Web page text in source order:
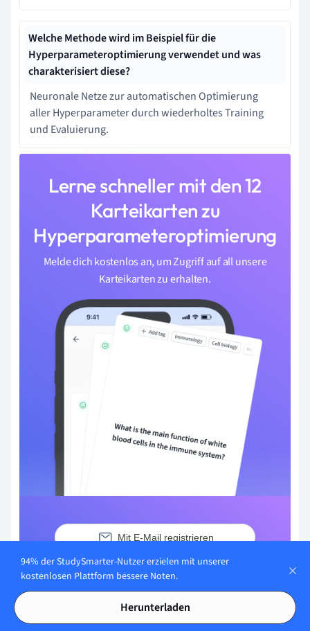
Welche Methode wird im Beispiel für die
Hyperparameteroptimierung verwendet und was
charakterisiert diese?
Neuronale Netze zur automatischen Optimierung
aller Hyperparameter durch wiederholtes Training
und Evaluierung.
Lerne schneller mit den 12
Karteikarten zu
Hyperparameteroptimierung
Melde dich kostenlos an, um Zugriff auf all unsere
Karteikarten zu erhalten.
Mit E-Mail registrieren
Du hast bereits ein Konto? Anmelden
94% der StudySmarter-Nutzer erzielen mit unserer
kostenlosen Plattform bessere Noten.
Herunterladen